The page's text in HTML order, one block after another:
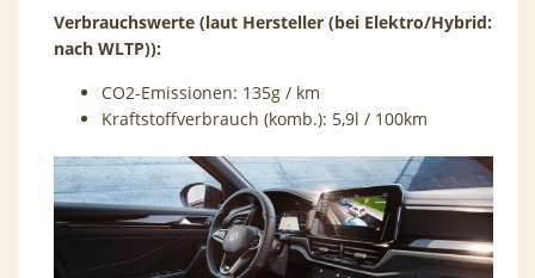
Verbrauchswerte (laut Hersteller (bei Elektro/Hybrid:
nach WLTP)):
CO2-Emissionen: 135g / km
Kraftstoffverbrauch (komb.): 5,9l / 100km